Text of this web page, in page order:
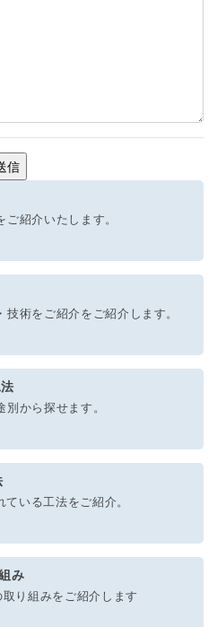
ご紹介いたします。
技術をご紹介をご紹介します。
から探せます。
ている工法をご紹介。
み
り組みをご紹介します